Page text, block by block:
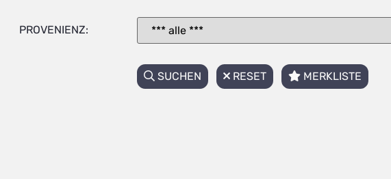
PROVENIENZ:
SUCHEN RESET MERKLISTE